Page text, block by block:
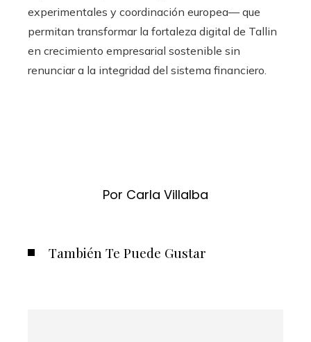
experimentales y coordinación europea— que
permitan transformar la fortaleza digital de Tallin
en crecimiento empresarial sostenible sin
renunciar a la integridad del sistema financiero.
Por Carla Villalba
También Te Puede Gustar